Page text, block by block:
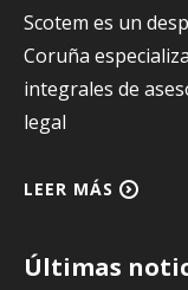
Scotem es un
Coruña
integrales de
legal
LEER MÁS
Últimas